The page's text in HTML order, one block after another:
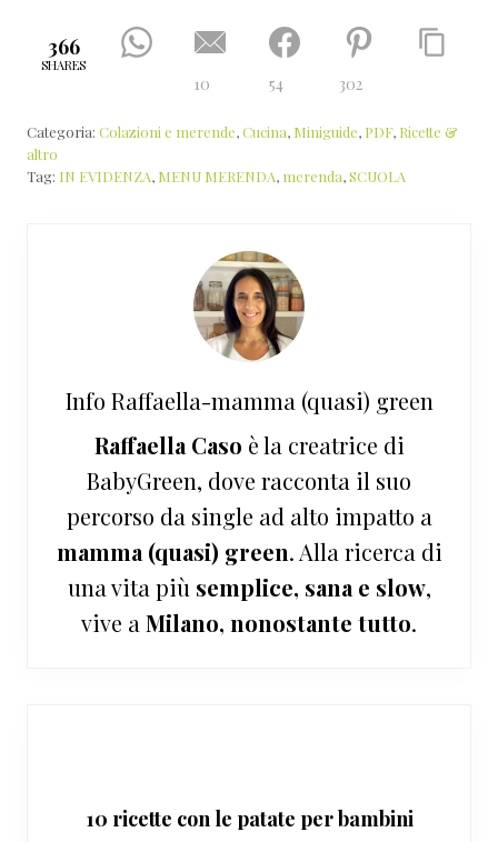
366
SHARES
10 54 302
Categoria: Colazioni e merende,Cucina, Miniguide, PDF, Ricette &
altro
Tag: IN EVIDENZA, MENU MERENDA, merenda,SCUOLA
Info Raffaella-mamma (quasi) green
Raffaella Caso è la creatrice di
BabyGreen, dove racconta il suo
percorso da single ad alto impatto a
mamma (quasi) green. Alla ricerca di
una vita più semplice, sana e slow,
vive a Milano, nonostante tutto.
10 ricette con le patate per bambini